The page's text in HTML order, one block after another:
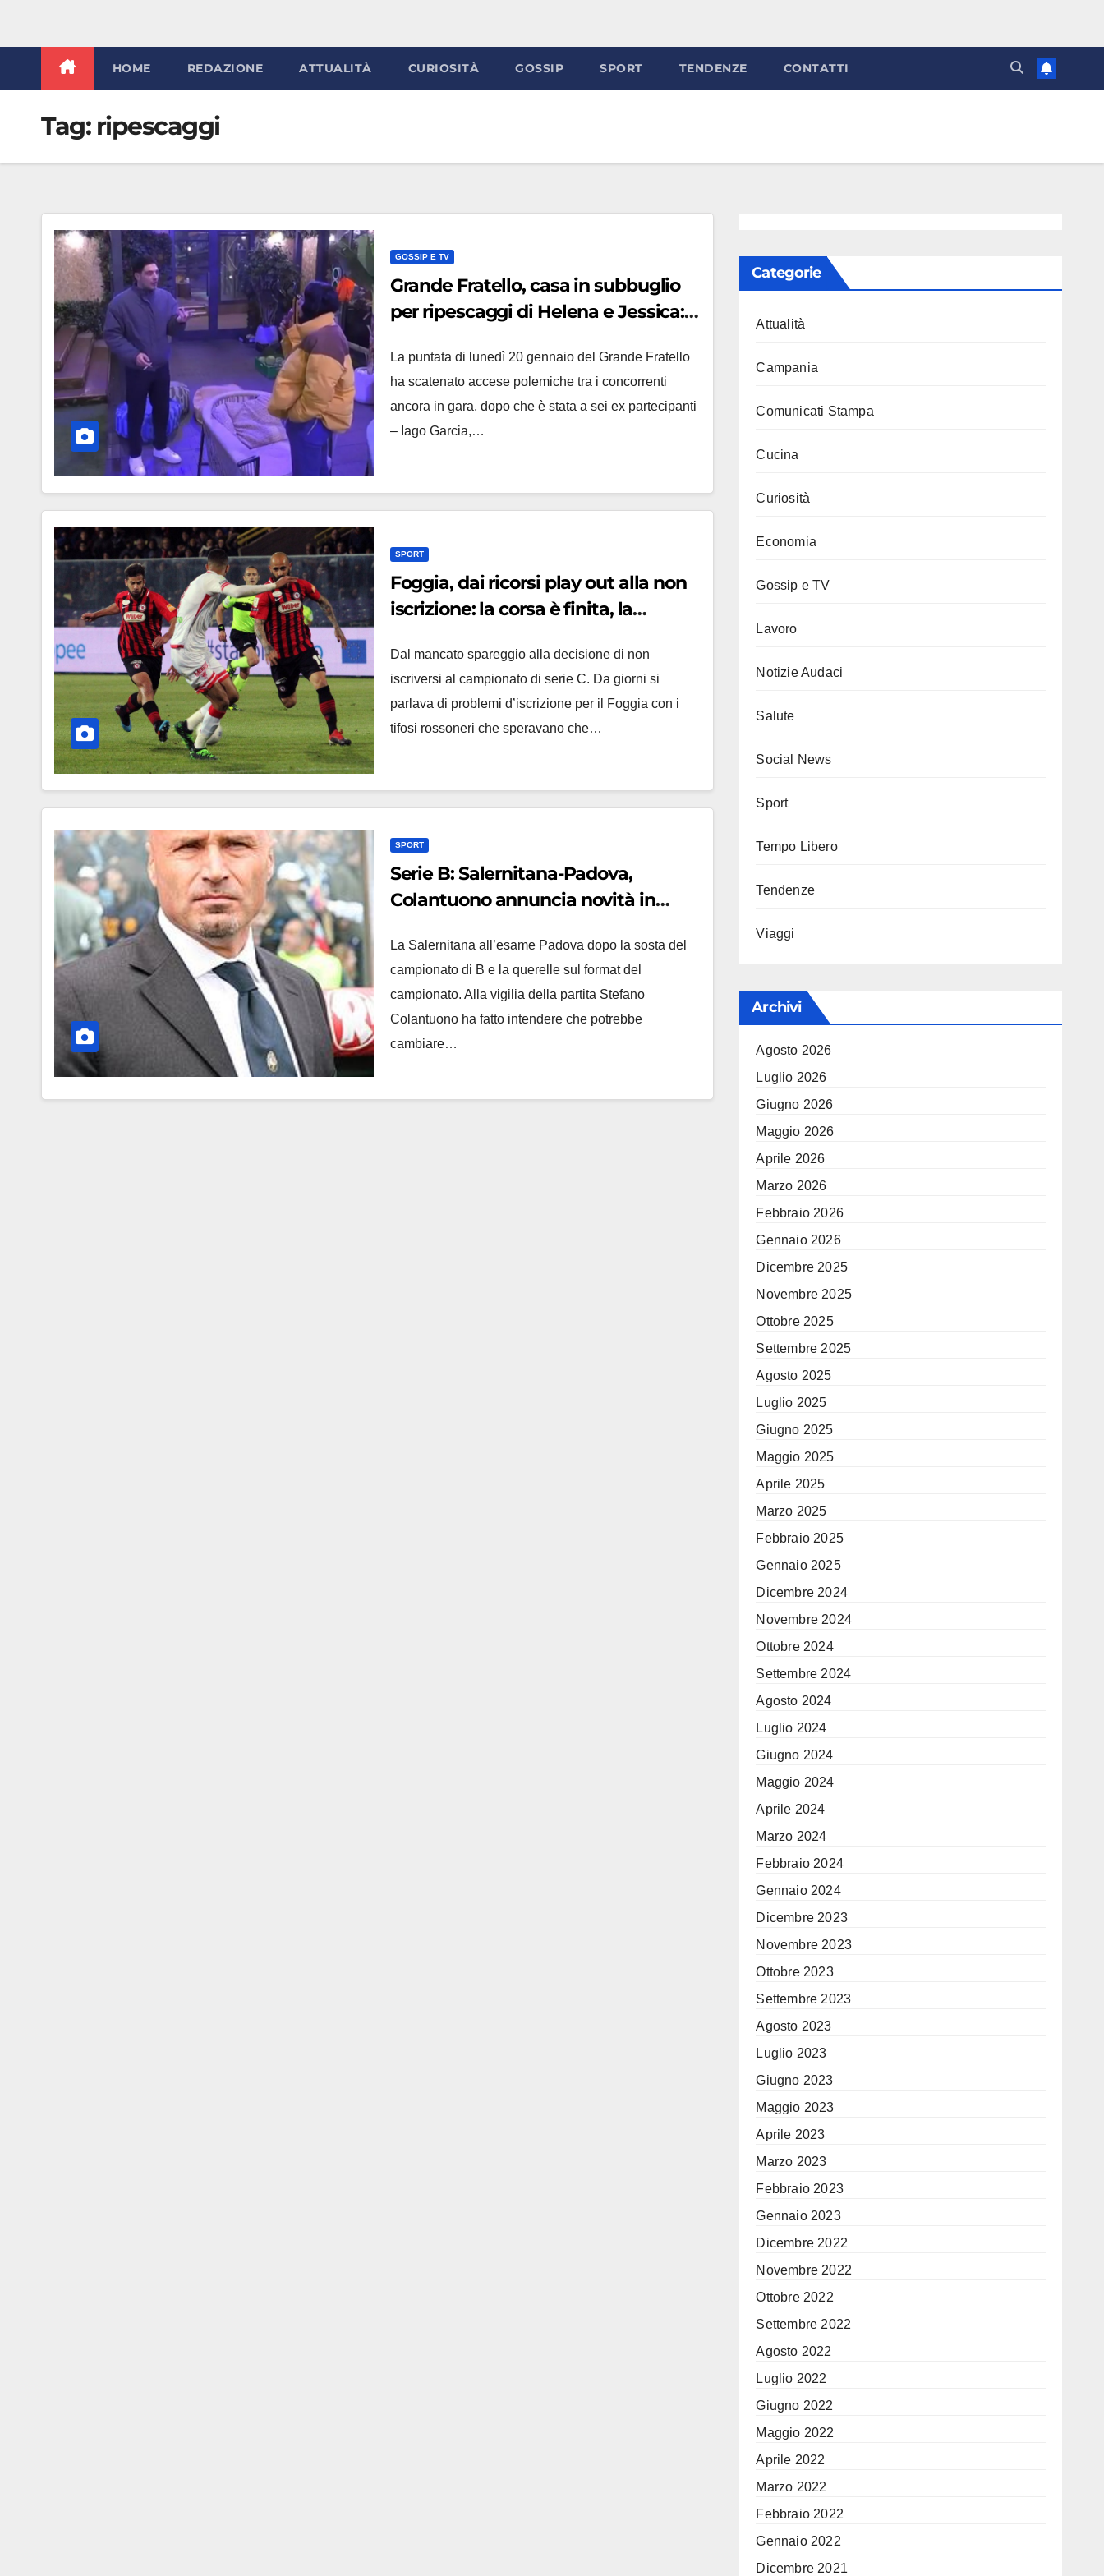
HOME REDAZIONE ATTUALITÀ CURIOSITÀ GOSSIP SPORT TENDENZE CONTATTI
Tag: ripescaggi
GOSSIP E TV
Grande Fratello, casa in subbuglio
per ripescaggi di Helena e Jessica:
La puntata di lunedì 20 gennaio del Grande Fratello
ha scatenato accese polemiche tra i concorrenti
ancora in gara, dopo che è stata a sei ex partecipanti
– Iago Garcia,…
SPORT
Foggia, dai ricorsi play out alla non
iscrizione: la corsa è finita, la
iscrizioni
Dal mancato spareggio alla decisione di non
iscriversi al campionato di serie C. Da giorni si
parlava di problemi d’iscrizione per il Foggia con i
tifosi rossoneri che speravano che…
SPORT
Serie B: Salernitana-Padova,
Colantuono annuncia novità in
La Salernitana all’esame Padova dopo la sosta del
campionato di B e la querelle sul format del
campionato. Alla vigilia della partita Stefano
Colantuono ha fatto intendere che potrebbe
cambiare…
Categorie
Attualità
Campania
Comunicati Stampa
Cucina
Curiosità
Economia
Gossip e TV
Lavoro
Notizie Audaci
Salute
Social News
Sport
Tempo Libero
Tendenze
Viaggi
Archivi
Agosto 2026
Luglio 2026
Giugno 2026
Maggio 2026
Aprile 2026
Marzo 2026
Febbraio 2026
Gennaio 2026
Dicembre 2025
Novembre 2025
Ottobre 2025
Settembre 2025
Agosto 2025
Luglio 2025
Giugno 2025
Maggio 2025
Aprile 2025
Marzo 2025
Febbraio 2025
Gennaio 2025
Dicembre 2024
Novembre 2024
Ottobre 2024
Settembre 2024
Agosto 2024
Luglio 2024
Giugno 2024
Maggio 2024
Aprile 2024
Marzo 2024
Febbraio 2024
Gennaio 2024
Dicembre 2023
Novembre 2023
Ottobre 2023
Settembre 2023
Agosto 2023
Luglio 2023
Giugno 2023
Maggio 2023
Aprile 2023
Marzo 2023
Febbraio 2023
Gennaio 2023
Dicembre 2022
Novembre 2022
Ottobre 2022
Settembre 2022
Agosto 2022
Luglio 2022
Giugno 2022
Maggio 2022
Aprile 2022
Marzo 2022
Febbraio 2022
Gennaio 2022
Dicembre 2021